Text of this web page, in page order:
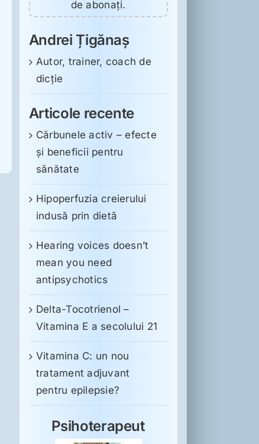
de abonați.
Andrei Țigănaș
Autor, trainer, coach de
dicție
Articole recente
Cărbunele activ – efecte
și beneficii pentru
sănătate
Hipoperfuzia creierului
indusă prin dietă
Hearing voices doesn’t
mean you need
antipsychotics
Delta-Tocotrienol –
Vitamina E a secolului 21
Vitamina C: un nou
tratament adjuvant
pentru epilepsie?
Psihoterapeut